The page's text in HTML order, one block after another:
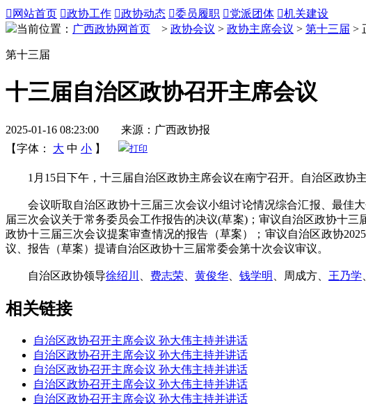
 网站首页 政协工作 政协动态 委员履职 党派团体 机关建设
当前位置： 广西政协网首页 > 政协会议 > 政协主席会议 > 第十三届 >
第十三届
十三届自治区政协召开主席会议
2025-01-16 08:23:00 来源：广西政协报
【字体：
大 中 小 】 打印
1月15日下午，十三届自治区政协主席会议在南宁召开。自治区政协
会议听取自治区政协十三届三次会议小组讨论情况综合汇报、最佳大
届三次会议关于常务委员会工作报告的决议(草案)；审议自治区政协十
政协十三届三次会议提案审查情况的报告（草案）；审议自治区政协
议、报告（草案）提请自治区政协十三届常委会第十次会议审议。
自治区政协领导徐绍川 费志荣 黄俊华 钱学明 、周成方、 王乃学
相关链接
自治区政协召开主席会议 孙大伟主持并讲话
自治区政协召开主席会议 孙大伟主持并讲话
自治区政协召开主席会议 孙大伟主持并讲话
自治区政协召开主席会议 孙大伟主持并讲话
自治区政协召开主席会议 孙大伟主持并讲话